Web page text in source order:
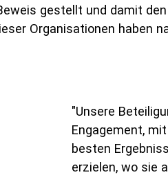
gestellt und damit
Organisationen haben
"Unsere
Engagement,
besten
erzielen, wo sie